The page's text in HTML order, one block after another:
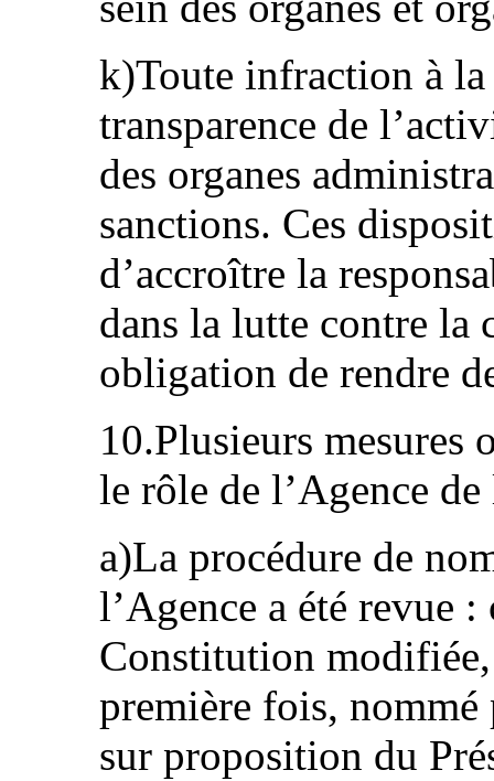
k)Toute infraction à
transparence de
des organes
sanctions. Ces
d’accroître la
dans la lutte contre la
obligation de rendre
10.Plusieurs mesures
le rôle de l’Agence
a)La procédure de
l’Agence a été revue
Constitution
première fois,
sur proposition du